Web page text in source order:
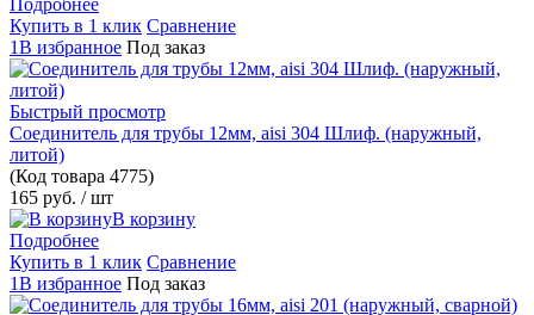
Подробнее
Купить в 1 клик Сравнение
1В избранное Под заказ
Быстрый просмотр
Соединитель для трубы 12мм, aisi 304 Шлиф. (наружный,
литой)
(Код товара 4775)
165 руб. / шт
В корзину
Подробнее
Купить в 1 клик Сравнение
1В избранное Под заказ